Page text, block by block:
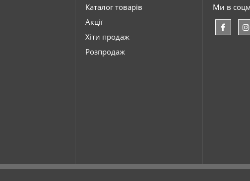
Каталог товарів
Акції
Хіти продаж
Розпродаж
Ми в